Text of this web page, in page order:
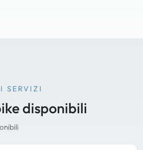
SERVIZI
disponibili